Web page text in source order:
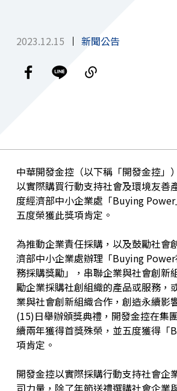
2023.12.15 新聞公告
中華開發金控（以下稱「開發金控」）
以實際購買行動支持社會及環境友善
度經濟部中小企業處 「Buying Power
五度榮獲此獎項肯定。
為推動企業責任採購，以及鼓勵社會
濟部中小企業處辦理「Buying
務採購獎勵」，串聯企業與社會創新
勵企業採購社創組織的產品或服務，
業與社會創新組織合作，創造永續影
(15)日舉辦頒獎典禮，開發金控在集
續兩年獲得首獎殊榮，並五度獲得「
項肯定。
開發金控以實際採購行動支持社會企
司力量，除了年節送禮選購社會企業